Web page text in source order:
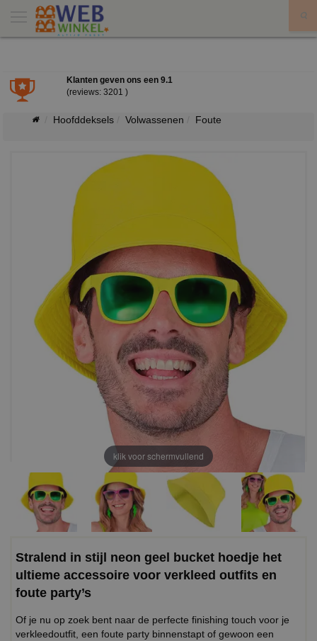
Klanten geven ons een 9.1
(reviews: 3201 )
Hoofddeksels Volwassenen Foute
klik voor schermvullend
Stralend in stijl neon geel bucket hoedje het
ultieme accessoire voor verkleed outfits en
foute party’s
Of je nu op zoek bent naar de perfecte finishing touch voor je
verkleedoutfit, een foute party binnenstapt of gewoon een